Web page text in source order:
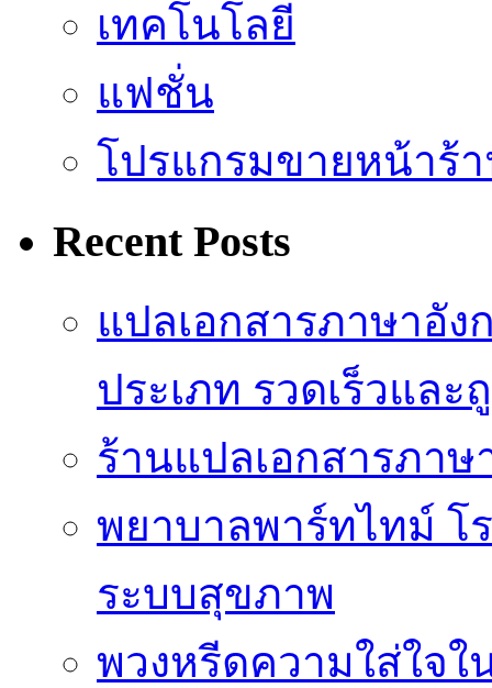
เทคโนโลยี
แฟชั่น
โปรแกรมขายหน้าร้
Recent Posts
แปลเอกสารภาษาอั
ประเภท รวดเร็วและ
ร้านแปลเอกสารภา
พยาบาลพาร์ทไทม์ โ
ระบบสุขภาพ
พวงหรีดความใส่ใจใ